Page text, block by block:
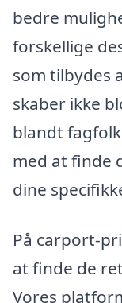
bedre
forskellige
som tilbydes
skaber ikke
blandt
med at finde
dine
På carport-
at finde de
Vores